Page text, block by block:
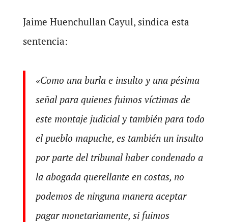
Jaime Huenchullan Cayul, sindica esta
sentencia:
«Como una burla e insulto y una pésima
señal para quienes fuimos víctimas de
este montaje judicial y también para todo
el pueblo mapuche, es también un insulto
por parte del tribunal haber condenado a
la abogada querellante en costas, no
podemos de ninguna manera aceptar
pagar monetariamente, si fuimos